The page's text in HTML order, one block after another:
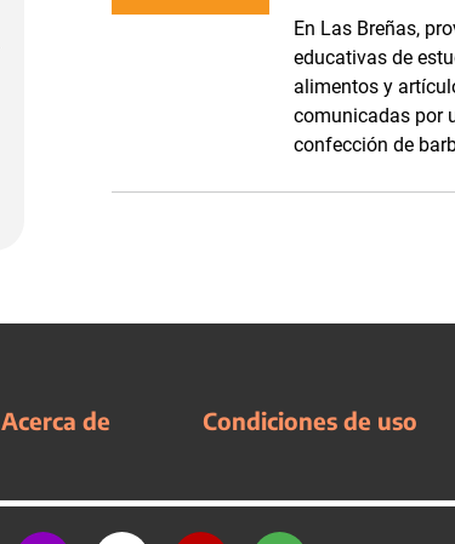
En Las Breñas,
educativas de
alimentos y
comunicadas por
confección de
Acerca de Condiciones de uso